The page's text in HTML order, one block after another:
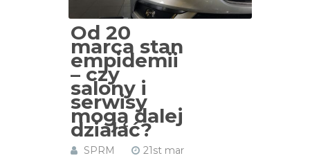
Od 20
marca stan
empidemii
– czy
salony i
serwisy
mogą dalej
działać?
SPRM
21st mar